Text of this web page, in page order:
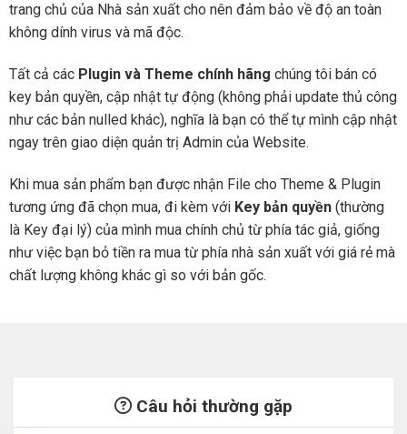
trang chủ của Nhà sản xuất cho nên đảm bảo về độ an toàn
không dính virus và mã độc.
Tất cả các Plugin và Theme chính hãng chúng tôi bán có
key bản quyền, cập nhật tự động (không phải update thủ công
như các bản nulled khác), nghĩa là bạn có thể tự mình cập nhật
ngay trên giao diện quản trị Admin của Website.
Khi mua sản phẩm bạn được nhận File cho Theme & Plugin
tương ứng đã chọn mua, đi kèm với Key bản quyền (thường
là Key đại lý) của mình mua chính chủ từ phía tác giả, giống
như việc bạn bỏ tiền ra mua từ phía nhà sản xuất với giá rẻ mà
chất lượng không khác gì so với bản gốc.
Câu hỏi thường gặp